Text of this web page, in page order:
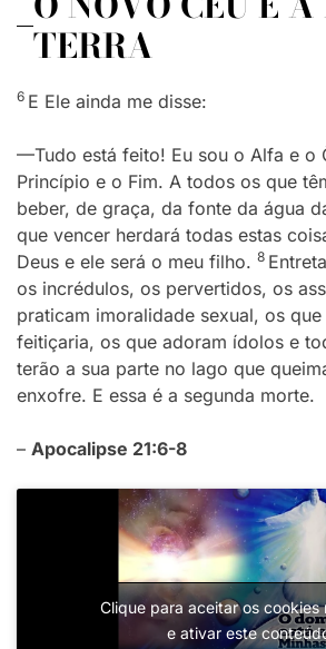
TERRA
6 E Ele ainda me disse:
—Tudo está feito! Eu sou o Alfa e o
Princípio e o Fim. A todos os que
beber, de graça, da fonte da água
que vencer herdará todas estas
Deus e ele será o meu filho. 8
os incrédulos, os pervertidos, os
praticam imoralidade sexual, os
feitiçaria, os que adoram ídolos e
terão a sua parte no lago que
enxofre. E essa é a segunda morte.
– Apocalipse 21:6-8
Clique para aceitar os cookies
e ativar este